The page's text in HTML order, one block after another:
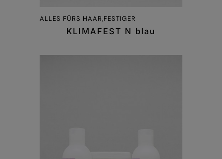
ALLES FÜRS HAAR,FESTIGER
KLIMAFEST N blau